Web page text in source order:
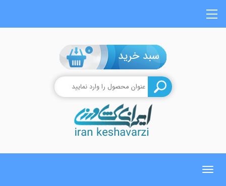
0
Toggle